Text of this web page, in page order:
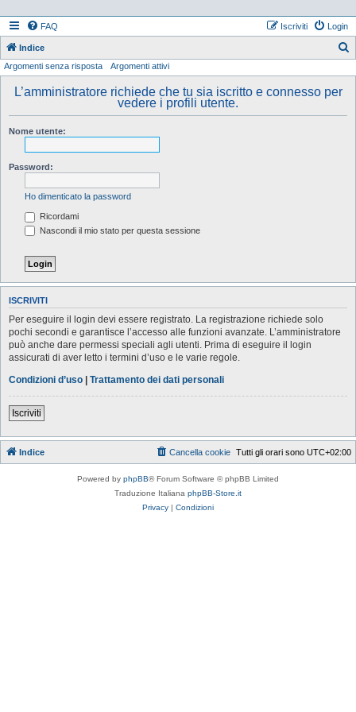
FAQ Login
Iscriviti
Indice
Argomenti senza risposta Argomenti attivi
L’amministratore richiede che tu sia iscritto e connesso per
vedere i profili utente.
Nome utente:
Password:
Ho dimenticato la password
Ricordami
Nascondi il mio stato per questa sessione
ISCRIVITI
Per eseguire il login devi essere registrato. La registrazione richiede solo
pochi secondi e garantisce l’accesso alle funzioni avanzate. L’amministratore
può anche dare permessi speciali agli utenti. Prima di eseguire il login
assicurati di aver letto i termini d’uso e le varie regole.
Condizioni d’uso | Trattamento dei dati personali
Iscriviti
Indice Tutti gli orari sono UTC+02:00
Cancella cookie
Powered by phpBB® Forum Software © phpBB Limited
Traduzione Italiana phpBB-Store.it
Privacy | Condizioni